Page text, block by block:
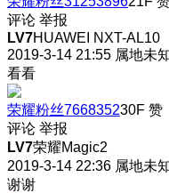
评论 举报
LV7HUAWEI NXT-AL10
2019-3-14 21:55 属地未
看看
荣耀粉丝766835230F 赞
评论 举报
LV7荣耀Magic2
2019-3-14 22:36 属地未
谢谢